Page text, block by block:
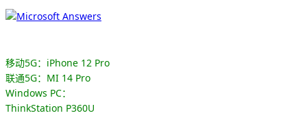
移动5G：iPhone 12 Pro
联通5G：MI 14 Pro
Windows PC：
ThinkStation P360U